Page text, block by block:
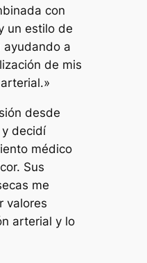
con
un estilo de
ayudando a
de mis
desde
y decidí
médico
Sus
me
valores
arterial y lo